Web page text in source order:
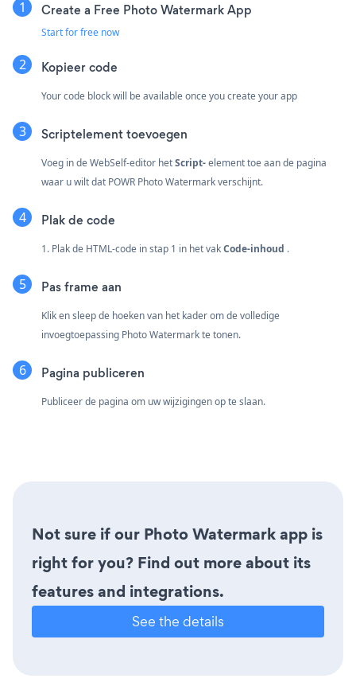
Create a Free Photo Watermark App
Start for free now
Kopieer code
Your code block will be available once you create your app
Scriptelement toevoegen
Voeg in de WebSelf-editor hetScript-element toe aan de pagina
waar u wilt dat POWR Photo Watermark verschijnt.
Plak de code
1. Plak de HTML-code in stap 1 in het vakCode-inhoud .
Pas frame aan
Klik en sleep de hoeken van het kader om de volledige
invoegtoepassing Photo Watermark te tonen.
Pagina publiceren
Publiceer de pagina om uw wijzigingen op te slaan.
Not sure if our Photo Watermark app is
right for you? Find out more about its
features and integrations.
See the details